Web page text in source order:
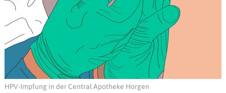
HPV-Impfung in der Central Apotheke Horgen